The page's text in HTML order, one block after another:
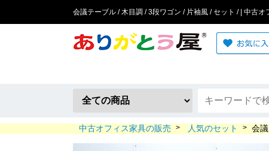
会議テーブル / 木目調 / 3段ワゴン / 片袖風 / セット / | 中古オ
中古オフィス家具の販売 > 人気のセット > 会